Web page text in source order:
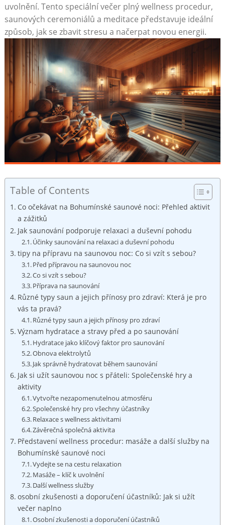
⁢uvolnění. Tento​ speciální‍ večer plný‍ wellness procedur,⁣
saunových⁣ ceremoniálů a ‌meditace představuje ‌ideální
způsob, jak se zbavit ⁤stresu a⁤ načerpat novou ‌energii.
Table of Contents
Co očekávat na Bohumínské saunové noci: Přehled aktivit
a zážitků
Jak saunování podporuje⁢ relaxaci ‍a duševní pohodu
Účinky‌ saunování na ⁤relaxaci a duševní pohodu
tipy ⁤na přípravu⁣ na saunovou noc: Co ​si vzít ⁢s sebou?
Před přípravou ‍na saunovou⁣ noc
Co si vzít s sebou?
Příprava na saunování
Různé typy‌ saun a jejich přínosy pro zdraví: ⁢Která je pro
vás ta pravá?
Různé typy ​saun a⁤ jejich přínosy pro ⁣zdraví
Význam ⁤hydratace a⁢ stravy před ​a⁣ po saunování
Hydratace jako klíčový faktor pro saunování
Obnova elektrolytů
Jak správně ⁢hydratovat ‍během saunování
Jak si užít saunovou noc​ s přáteli: Společenské ⁢hry​ a
aktivity
Vytvořte ⁣nezapomenutelnou⁤ atmosféru
Společenské hry ​pro všechny účastníky
Relaxace ⁣s ‌wellness‍ aktivitami
Závěrečná společná⁢ aktivita
Představení wellness procedur:‌ masáže a další služby na
Bohumínské saunové noci
Vydejte‌ se na cestu​ relaxation
Masáže – klíč⁢ k ⁤uvolnění
Další wellness služby
osobní zkušenosti​ a‍ doporučení⁣ účastníků: ⁢Jak si užít
večer naplno
Osobní zkušenosti a doporučení účastníků